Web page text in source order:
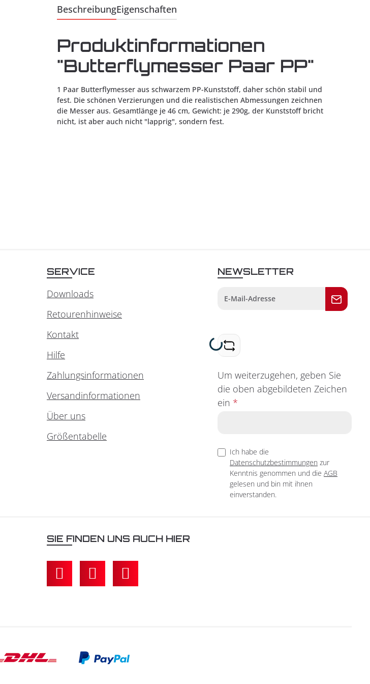
BeschreibungEigenschaften
Produktinformationen
"Butterflymesser Paar PP"
1 Paar Butterflymesser aus schwarzem PP-Kunststoff, daher schön stabil und
fest. Die schönen Verzierungen und die realistischen Abmessungen zeichnen
die Messer aus. Gesamtlänge je 46 cm, Gewicht: je 290g, der Kunststoff bricht
nicht, ist aber auch nicht "lapprig", sondern fest.
SERVICE
Downloads
Retourenhinweise
Kontakt
Hilfe
Zahlungsinformationen
Versandinformationen
Über uns
Größentabelle
NEWSLETTER
Loading...
Um weiterzugehen, geben Sie
die oben abgebildeten Zeichen
ein *
Ich habe die
Datenschutzbestimmungen zur
Kenntnis genommen und die AGB
gelesen und bin mit ihnen
einverstanden.
SIE FINDEN UNS AUCH HIER